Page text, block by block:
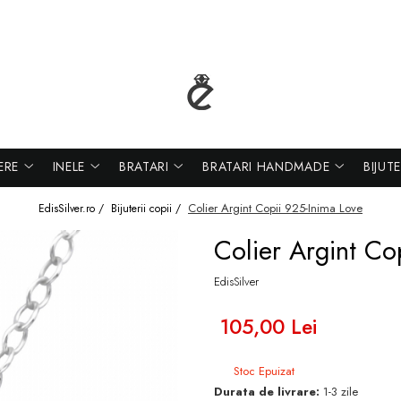
INELE BRATARI BRATARI HANDMADE
EdisSilver.ro / Bijuterii copii / Colier Argint Copii 925-Inima Love
Colier Argint
EdisSilver
105,00 Lei
Stoc Epuizat
Durata de livrare: 1-3 zile